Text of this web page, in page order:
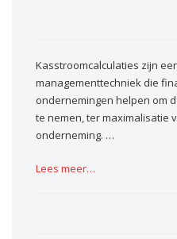
Kasstroomcalculaties zijn
managementtechniek die
ondernemingen helpen om
te nemen, ter maximalisatie
onderneming. …
Lees meer…